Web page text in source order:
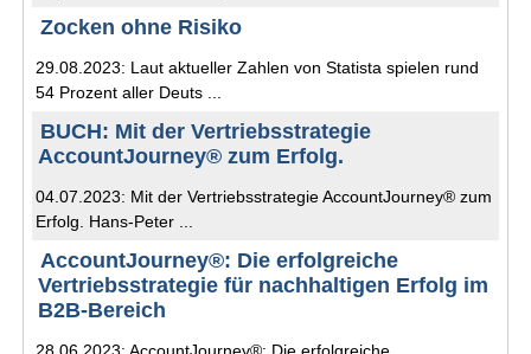
Zocken ohne Risiko
29.08.2023: Laut aktueller Zahlen von Statista spielen rund
54 Prozent aller Deuts ...
BUCH: Mit der Vertriebsstrategie
AccountJourney® zum Erfolg.
04.07.2023: Mit der Vertriebsstrategie AccountJourney® zum
Erfolg. Hans-Peter ...
AccountJourney®: Die erfolgreiche
Vertriebsstrategie für nachhaltigen Erfolg im
B2B-Bereich